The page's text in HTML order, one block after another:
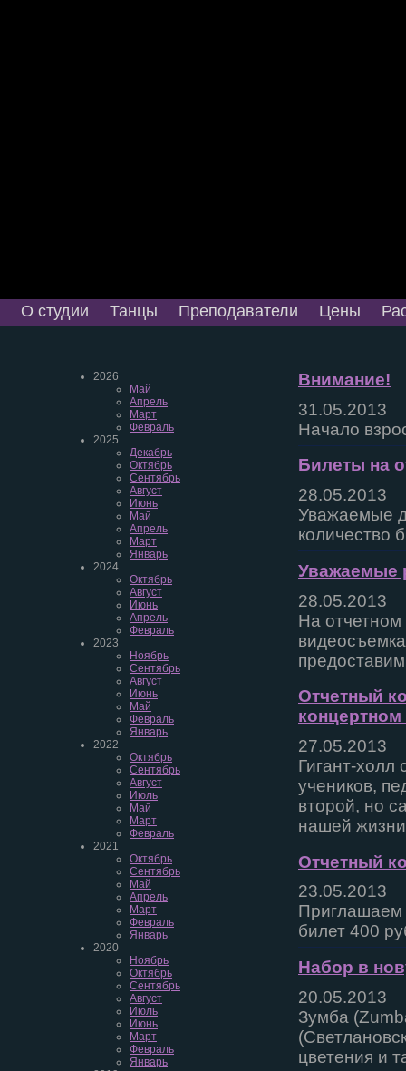
О студии Танцы Преподаватели Цены
2026
Май
Апрель
Март
Февраль
2025
Декабрь
Октябрь
Сентябрь
Август
Июнь
Май
Апрель
Март
Январь
2024
Октябрь
Август
Июнь
Апрель
Февраль
2023
Ноябрь
Сентябрь
Август
Июнь
Май
Февраль
Январь
2022
Октябрь
Сентябрь
Август
Июль
Май
Март
Февраль
2021
Октябрь
Сентябрь
Май
Апрель
Март
Февраль
Январь
2020
Ноябрь
Октябрь
Сентябрь
Август
Июль
Июнь
Март
Февраль
Январь
Внимание!
31.05.2013
Начало
Билеты на
28.05.2013
Уважаемые
количество
Уважаемые
28.05.2013
На
Отчетный
27.05.2013
Гигант-
учеников,
второй, но
нашей
Отчетный
23.05.2013
Приглашаем
билет 400
Набор в
20.05.2013
Зумба
цветения и